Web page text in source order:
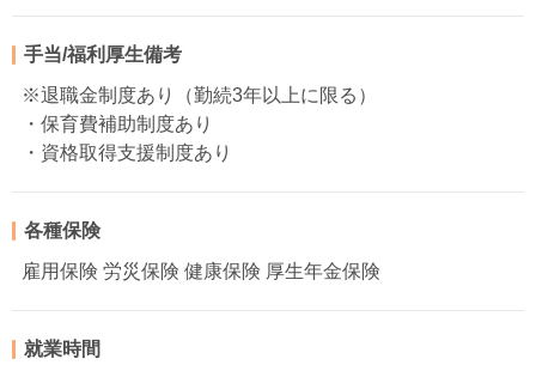
手当/福利厚生備考
※退職金制度あり（勤続3年以上に限る）
・保育費補助制度あり
・資格取得支援制度あり
各種保険
雇用保険 労災保険 健康保険 厚生年金保険
就業時間